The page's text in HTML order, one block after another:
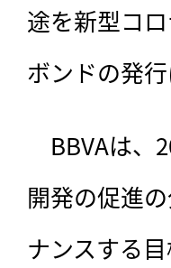
途を新型コ
ボンドの発
BBVAは、
開発の促進
ナンスする